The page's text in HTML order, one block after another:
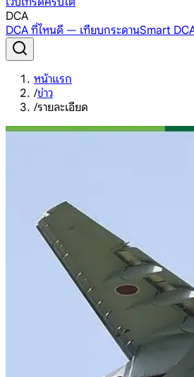
DCA
DCA ที่ไหนดี — เทียบกระดานSmart
หน้าแรก
/ข่าว
/รายละเอียด